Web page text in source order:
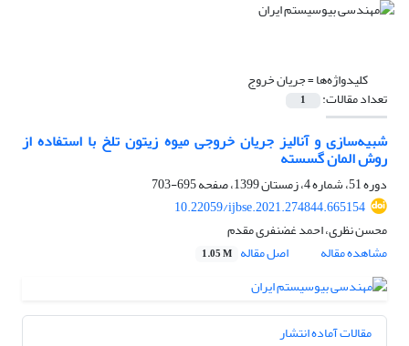
کلیدواژه‌ها =جریان خروج
تعداد مقالات: 1
شبیه‌سازی و آنالیز جریان خروجی میوه زیتون تلخ با استفاده از
روش المان گسسته
دوره 51، شماره 4، زمستان 1399، صفحه
695-703
10.22059/ijbse.2021.274844.665154
محسن نظری، احمد غضنفری مقدم
مشاهده مقاله
اصل مقاله 1.05 M
مقالات آماده انتشار